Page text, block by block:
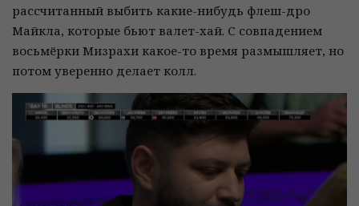
рассчитанный выбить какие-нибудь флеш-дро
Майкла, которые бьют валет-хай. С совпадением
восьмёрки Мизрахи какое-то время размышляет, но
потом уверенно делает колл.